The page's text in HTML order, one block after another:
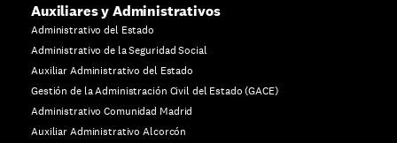
Auxiliares y Administrativos
Administrativo del Estado
Administrativo de la Seguridad Social
Auxiliar Administrativo del Estado
Gestión de la Administración Civil del Estado (GACE)
Administrativo Comunidad Madrid
Auxiliar Administrativo Alcorcón